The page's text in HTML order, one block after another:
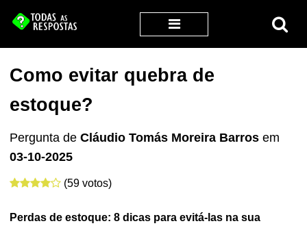
Como evitar quebra de
estoque?
Pergunta deCláudio Tomás Moreira Barros em
03-10-2025
(59 votos)
Perdas deestoque: 8 dicas para evitá-las na sua